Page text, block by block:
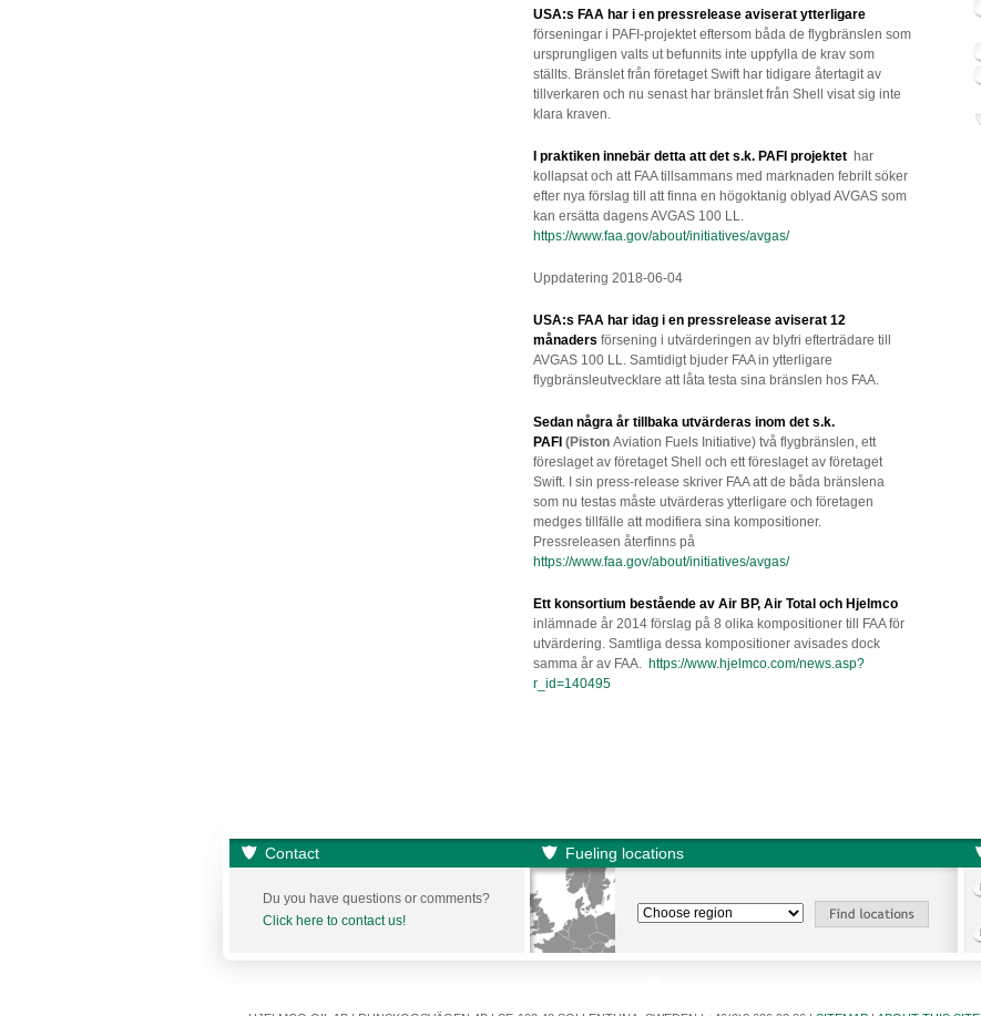
USA:s FAA har i en pressrelease aviserat ytterligare
förseningar i PAFI-projektet eftersom båda de flygbränslen som
ursprungligen valts ut befunnits inte uppfylla de krav som
ställts. Bränslet från företaget Swift har tidigare återtagit av
tillverkaren och nu senast har bränslet från Shell visat sig inte
klara kraven.
I praktiken innebär detta att det s.k. PAFI projektet har
kollapsat och att FAA tillsammans med marknaden febrilt söker
efter nya förslag till att finna en högoktanig oblyad AVGAS som
kan ersätta dagens AVGAS 100 LL.
https://www.faa.gov/about/initiatives/avgas/
Uppdatering 2018-06-04
USA:s FAA har idag i en pressrelease aviserat 12
månaders försening i utvärderingen av blyfri efterträdare till
AVGAS 100 LL. Samtidigt bjuder FAA in ytterligare
flygbränsleutvecklare att låta testa sina bränslen hos FAA.
Sedan några år tillbaka utvärderas inom det s.k.
PAFI (Piston Aviation Fuels Initiative) två flygbränslen, ett
föreslaget av företaget Shell och ett föreslaget av företaget
Swift. I sin press-release skriver FAA att de båda bränslena
som nu testas måste utvärderas ytterligare och företagen
medges tillfälle att modifiera sina kompositioner.
Pressreleasen återfinns på
https://www.faa.gov/about/initiatives/avgas/
Ett konsortium bestående av Air BP, Air Total och Hjelmco
inlämnade år 2014 förslag på 8 olika kompositioner till FAA för
utvärdering. Samtliga dessa kompositioner avisades dock
samma år av FAA. https://www.hjelmco.com/news.asp?
r_id=140495
Contact Fueling locations
Du you have questions or comments?
Click here to contact us!